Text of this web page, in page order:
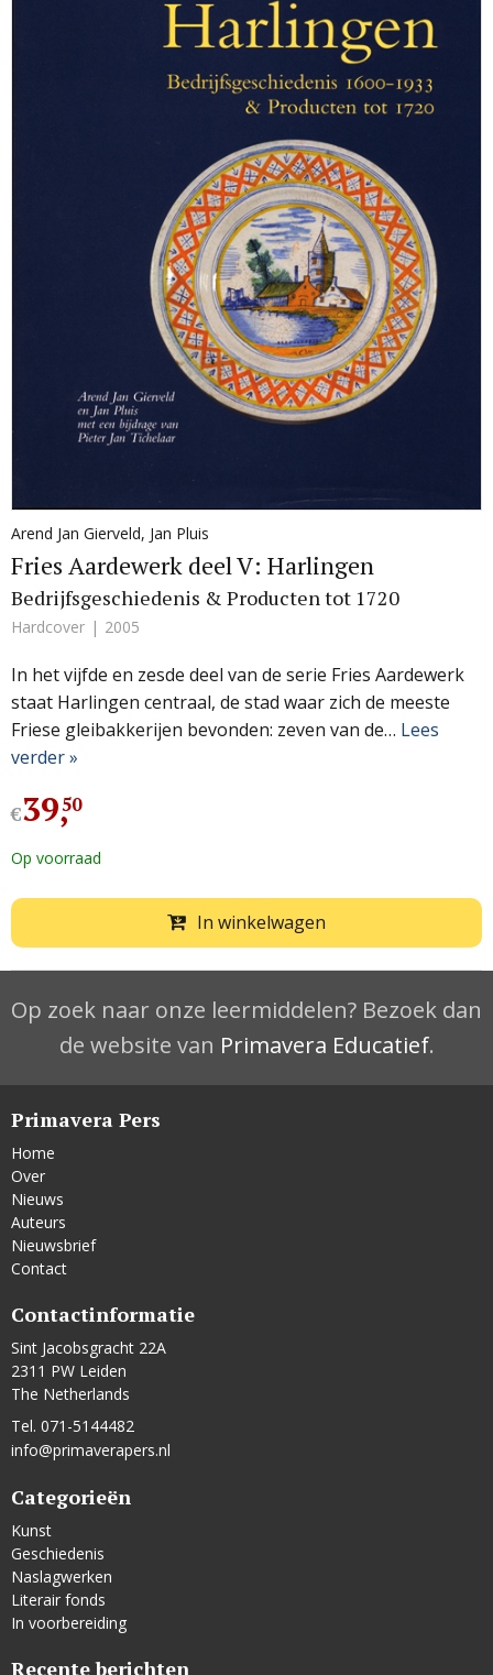
Arend Jan Gierveld, Jan Pluis
Fries Aardewerk deel V: Harlingen
Bedrijfsgeschiedenis & Producten tot 1720
Hardcover 2005
In het vijfde en zesde deel van de serie Fries Aardewerk
staat Harlingen centraal, de stad waar zich de meeste
Friese gleibakkerijen bevonden: zeven van de… Lees
verder »
€39,
50
Op voorraad
In winkelwagen
Op zoek naar onze leermiddelen? Bezoek dan
de website van Primavera Educatief.
Primavera Pers
Home
Over
Nieuws
Auteurs
Nieuwsbrief
Contact
Contactinformatie
Sint Jacobsgracht 22A
2311 PW Leiden
The Netherlands
Tel. 071-5144482
info@primaverapers.nl
Categorieën
Kunst
Geschiedenis
Naslagwerken
Literair fonds
In voorbereiding
Recente berichten